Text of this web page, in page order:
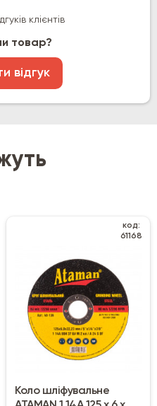
клієнтів
товар?
відгук
код:
61168
Коло шліфувальне